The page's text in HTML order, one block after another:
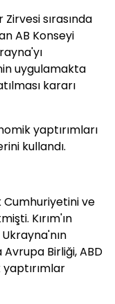
sırasında
AB Konseyi
uygulamakta
kararı
yaptırımları
kullandı.
Cumhuriyetini ve
Kırım'ın
Birliği, ABD
yaptırımlar